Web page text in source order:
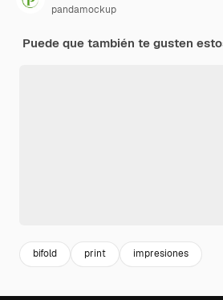
pandamockup
Puede que también te gusten
bifold print impresiones